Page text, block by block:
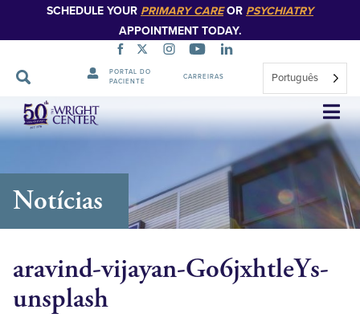
SCHEDULE YOUR PRIMARY CAREOR PSYCHIATRY
APPOINTMENT TODAY.
PORTAL DO
PACIENTE
CARREIRAS Português
Saltar
navegação
Notícias
aravind-vijayan-Go6jxhtleYs-
unsplash